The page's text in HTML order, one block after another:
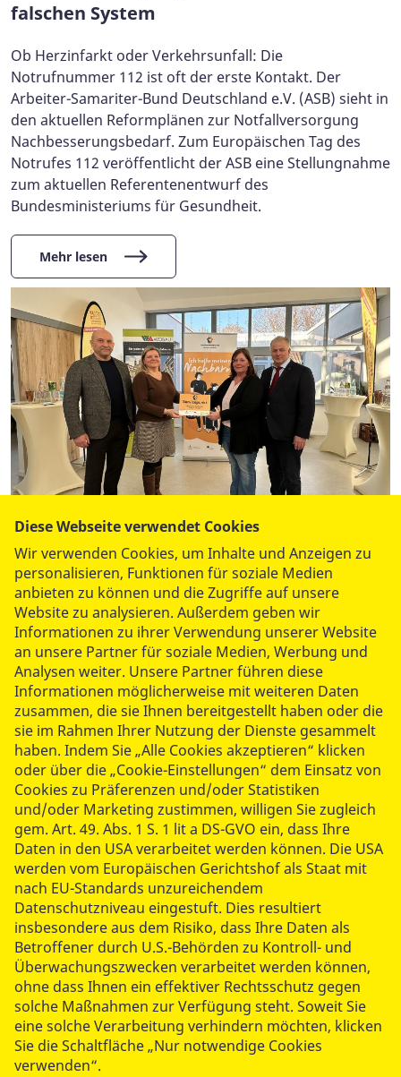
falschen System
Ob Herzinfarkt oder Verkehrsunfall: Die
Notrufnummer 112 ist oft der erste Kontakt. Der
Arbeiter-Samariter-Bund Deutschland e.V. (ASB) sieht in
den aktuellen Reformplänen zur Notfallversorgung
Nachbesserungsbedarf. Zum Europäischen Tag des
Notrufes 112 veröffentlicht der ASB eine Stellungnahme
zum aktuellen Referentenentwurf des
Bundesministeriums für Gesundheit.
Mehr lesen
Unkomplizierte Hilfe von Tür zu Tür
Erster Servicepunkt für
Nachbarschaftshilfe eröffnet
Mit der Eröffnung des ersten Servicepunktes
Nachbarschaftshilfe erhält Magdeburg eine zentrale
Anlaufstelle, die Menschen, die Unterstützung
benötigen und ehrenamtliche
Nachbarschaftshelfer:innen gezielt zusammenbringt.
Mehr lesen
Diese Webseite verwendet Cookies
Wir verwenden Cookies, um Inhalte und Anzeigen zu
personalisieren, Funktionen für soziale Medien
anbieten zu können und die Zugriffe auf unsere
Website zu analysieren. Außerdem geben wir
Informationen zu ihrer Verwendung unserer Website
an unsere Partner für soziale Medien, Werbung und
Analysen weiter. Unsere Partner führen diese
Informationen möglicherweise mit weiteren Daten
zusammen, die sie Ihnen bereitgestellt haben oder die
sie im Rahmen Ihrer Nutzung der Dienste gesammelt
haben. Indem Sie „Alle Cookies akzeptieren“ klicken
oder über die „Cookie-Einstellungen“ dem Einsatz von
Cookies zu Präferenzen und/oder Statistiken
und/oder Marketing zustimmen, willigen Sie zugleich
gem. Art. 49. Abs. 1 S. 1 lit a DS-GVO ein, dass Ihre
Daten in den USA verarbeitet werden können. Die USA
werden vom Europäischen Gerichtshof als Staat mit
nach EU-Standards unzureichendem
Datenschutzniveau eingestuft. Dies resultiert
insbesondere aus dem Risiko, dass Ihre Daten als
Betroffener durch U.S.-Behörden zu Kontroll- und
Überwachungszwecken verarbeitet werden können,
ohne dass Ihnen ein effektiver Rechtsschutz gegen
solche Maßnahmen zur Verfügung steht. Soweit Sie
eine solche Verarbeitung verhindern möchten, klicken
Sie die Schaltfläche „Nur notwendige Cookies
verwenden“.